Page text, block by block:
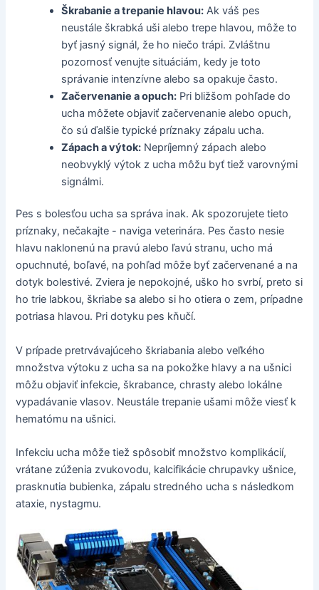
Škrabanie a trepanie hlavou: Ak váš pes
neustále škrabká uši alebo trepe hlavou, môže to
byť jasný signál, že ho niečo trápi. Zvláštnu
pozornosť venujte situáciám, kedy je toto
správanie intenzívne alebo sa opakuje často.
Začervenanie a opuch: Pri bližšom pohľade do
ucha môžete objaviť začervenanie alebo opuch,
čo sú ďalšie typické príznaky zápalu ucha.
Zápach a výtok: Nepríjemný zápach alebo
neobvyklý výtok z ucha môžu byť tiež varovnými
signálmi.
Pes s bolesťou ucha sa správa inak. Ak spozorujete tieto
príznaky, nečakajte - naviga veterinára. Pes často nesie
hlavu naklonenú na pravú alebo ľavú stranu, ucho má
opuchnuté, boľavé, na pohľad môže byť začervenané a na
dotyk bolestivé. Zviera je nepokojné, uško ho svrbí, preto si
ho trie labkou, škriabe sa alebo si ho otiera o zem, prípadne
potriasa hlavou. Pri dotyku pes kňučí.
V prípade pretrvávajúceho škriabania alebo veľkého
množstva výtoku z ucha sa na pokožke hlavy a na ušnici
môžu objaviť infekcie, škrabance, chrasty alebo lokálne
vypadávanie vlasov. Neustále trepanie ušami môže viesť k
hematómu na ušnici.
Infekciu ucha môže tiež spôsobiť množstvo komplikácií,
vrátane zúženia zvukovodu, kalcifikácie chrupavky ušnice,
prasknutia bubienka, zápalu stredného ucha s následkom
ataxie, nystagmu.